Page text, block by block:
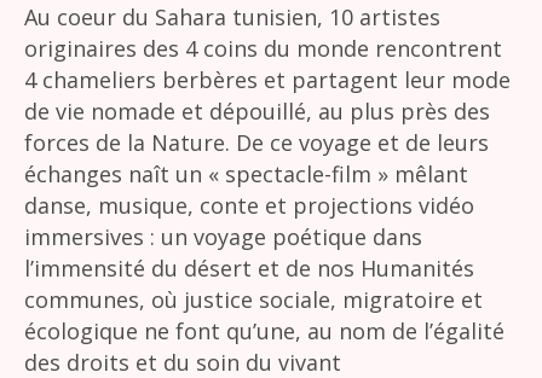
Au coeur du Sahara tunisien, 10 artistes
originaires des 4 coins du monde rencontrent
4 chameliers berbères et partagent leur mode
de vie nomade et dépouillé, au plus près des
forces de la Nature. De ce voyage et de leurs
échanges naît un « spectacle-film » mêlant
danse, musique, conte et projections vidéo
immersives : un voyage poétique dans
l’immensité du désert et de nos Humanités
communes, où justice sociale, migratoire et
écologique ne font qu’une, au nom de l’égalité
des droits et du soin du vivant